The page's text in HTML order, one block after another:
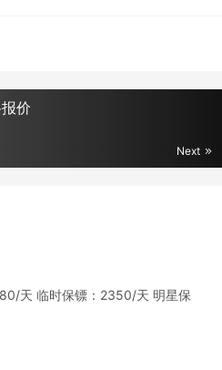
价
Next
天 临时保镖：2350/天 明星保